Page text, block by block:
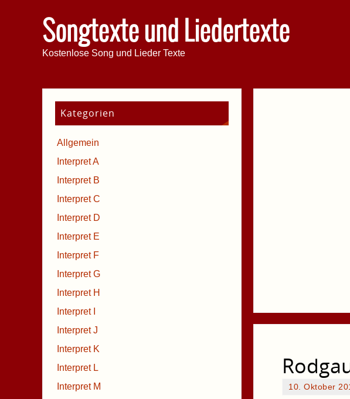
Songtexte und Liedertexte
Kostenlose Song und Lieder Texte
10. Oktober
Kategorien
Allgemein
Interpret A
Interpret B
Interpret C
Interpret D
Interpret E
Interpret F
Interpret G
Interpret H
Interpret I
Interpret J
Interpret K
Interpret L
Interpret M